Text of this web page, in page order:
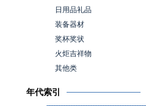
日用品礼品
装备器材
奖杯奖状
火炬吉祥物
其他类
年代索引